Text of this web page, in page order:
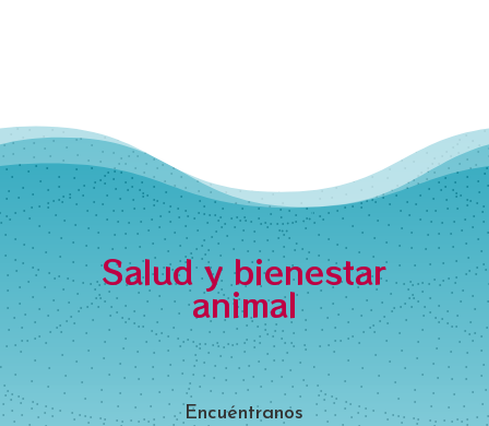
Salud y bienestar
animal
Encuéntranos